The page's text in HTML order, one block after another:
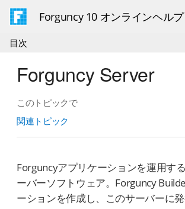
Forguncy 10 オンラインヘルプ
目次
Forguncy Server
このトピックで
関連トピック
Forguncyアプリケーションを運用す
ーバーソフトウェア。Forguncy
ーションを作成し、このサーバーに発